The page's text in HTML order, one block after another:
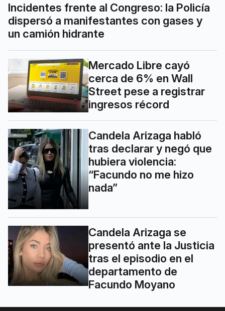
Incidentes frente al Congreso: la Policía
dispersó a manifestantes con gases y
un camión hidrante
Mercado Libre cayó
cerca de 6% en Wall
Street pese a registrar
ingresos récord
Candela Arizaga habló
tras declarar y negó que
hubiera violencia:
“Facundo no me hizo
nada”
Candela Arizaga se
presentó ante la Justicia
tras el episodio en el
departamento de
Facundo Moyano